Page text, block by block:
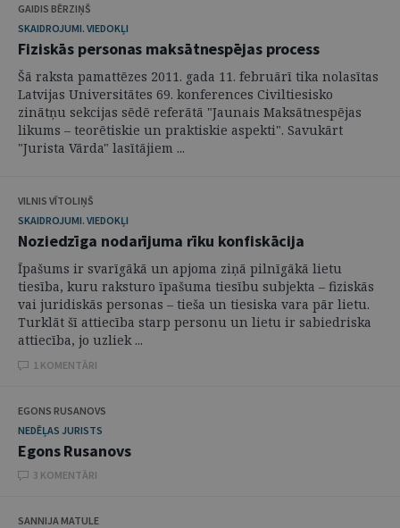
GAIDIS BĒRZIŅŠ
SKAIDROJUMI. VIEDOKĻI
Fiziskās personas maksātnespējas process
Šā raksta pamattēzes 2011. gada 11. februārī tika nolasītas
Latvijas Universitātes 69. konferences Civiltiesisko
zinātņu sekcijas sēdē referātā "Jaunais Maksātnespējas
likums – teorētiskie un praktiskie aspekti". Savukārt
"Jurista Vārda" lasītājiem ...
VILNIS VĪTOLIŅŠ
SKAIDROJUMI. VIEDOKĻI
Noziedzīga nodarījuma rīku konfiskācija
Īpašums ir svarīgākā un apjoma ziņā pilnīgākā lietu
tiesība, kuru raksturo īpašuma tiesību subjekta – fiziskās
vai juridiskās personas – tieša un tiesiska vara pār lietu.
Turklāt šī attiecība starp personu un lietu ir sabiedriska
attiecība, jo uzliek ...
1 KOMENTĀRI
EGONS RUSANOVS
NEDĒĻAS JURISTS
Egons Rusanovs
3 KOMENTĀRI
SANNIJA MATULE